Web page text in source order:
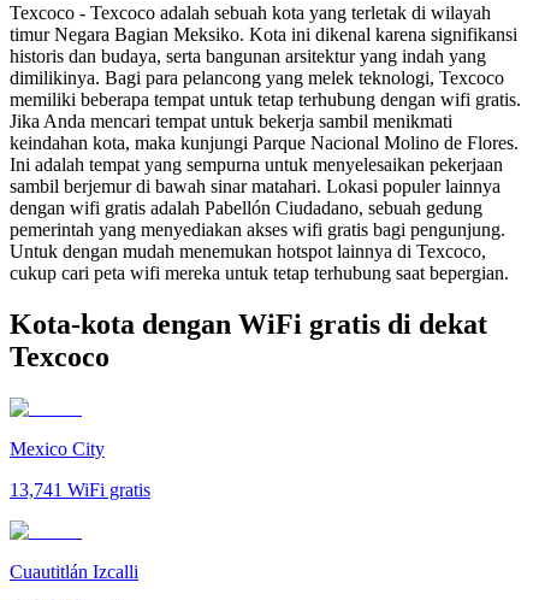
Texcoco - Texcoco adalah sebuah kota yang terletak di wilayah
timur Negara Bagian Meksiko. Kota ini dikenal karena signifikansi
historis dan budaya, serta bangunan arsitektur yang indah yang
dimilikinya. Bagi para pelancong yang melek teknologi, Texcoco
memiliki beberapa tempat untuk tetap terhubung dengan wifi gratis.
Jika Anda mencari tempat untuk bekerja sambil menikmati
keindahan kota, maka kunjungi Parque Nacional Molino de Flores.
Ini adalah tempat yang sempurna untuk menyelesaikan pekerjaan
sambil berjemur di bawah sinar matahari. Lokasi populer lainnya
dengan wifi gratis adalah Pabellón Ciudadano, sebuah gedung
pemerintah yang menyediakan akses wifi gratis bagi pengunjung.
Untuk dengan mudah menemukan hotspot lainnya di Texcoco,
cukup cari peta wifi mereka untuk tetap terhubung saat bepergian.
Kota-kota dengan WiFi gratis di dekat
Texcoco
Mexico City
13,741 WiFi gratis
Cuautitlán Izcalli